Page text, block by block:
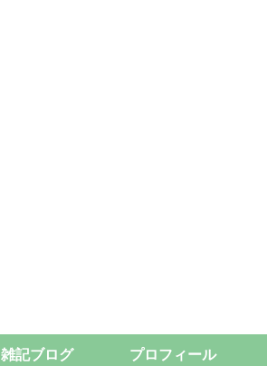
雑記ブログ プロフィール